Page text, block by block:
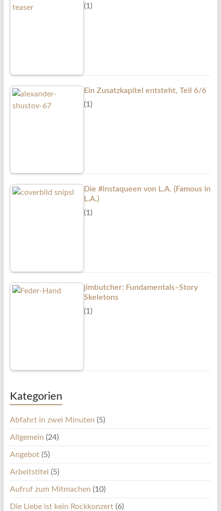
(1)
Ein Zusatzkapitel entsteht, Teil 6/6
(1)
Die #instaqueen von L.A. (Famous in
L.A.)
(1)
jimbutcher: Fundamentals–Story
Skeletons
(1)
Kategorien
Abfahrt in zwei Minuten (5)
Allgemein (24)
Angebot(5)
Arbeitstitel (5)
Aufruf zum Mitmachen (10)
Die Liebe ist kein Rockkonzert(6)